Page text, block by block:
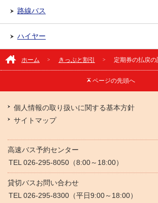
路線バス
ハイヤー
ホーム きっぷと割引 定期券の払戻の
ページの先頭へ
個人情報の取り扱いに関する基本方針
サイトマップ
高速バス予約センター
TEL 026-295-8050（8:00～18:00）
貸切バスお問い合わせ
TEL 026-295-8300（平日9:00～18:00）